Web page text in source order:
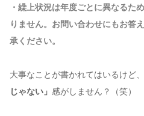
・繰上状況は年度ごとに異なるた
りません。お問い合わせにもお答
承ください。
大事なことが書かれてはいるけど
じゃない」 感がしません？（笑）